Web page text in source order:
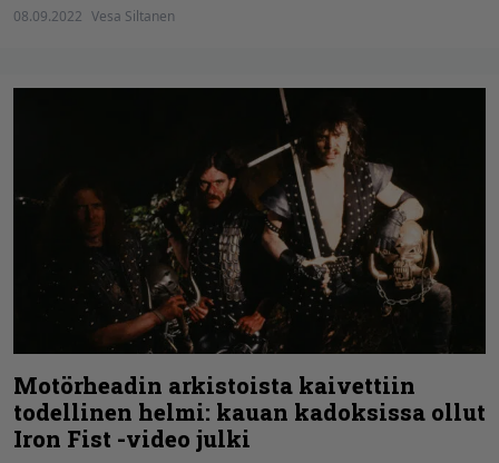
08.09.2022 Vesa Siltanen
Motörheadin arkistoista kaivettiin
todellinen helmi: kauan kadoksissa ollut
Iron Fist -video julki